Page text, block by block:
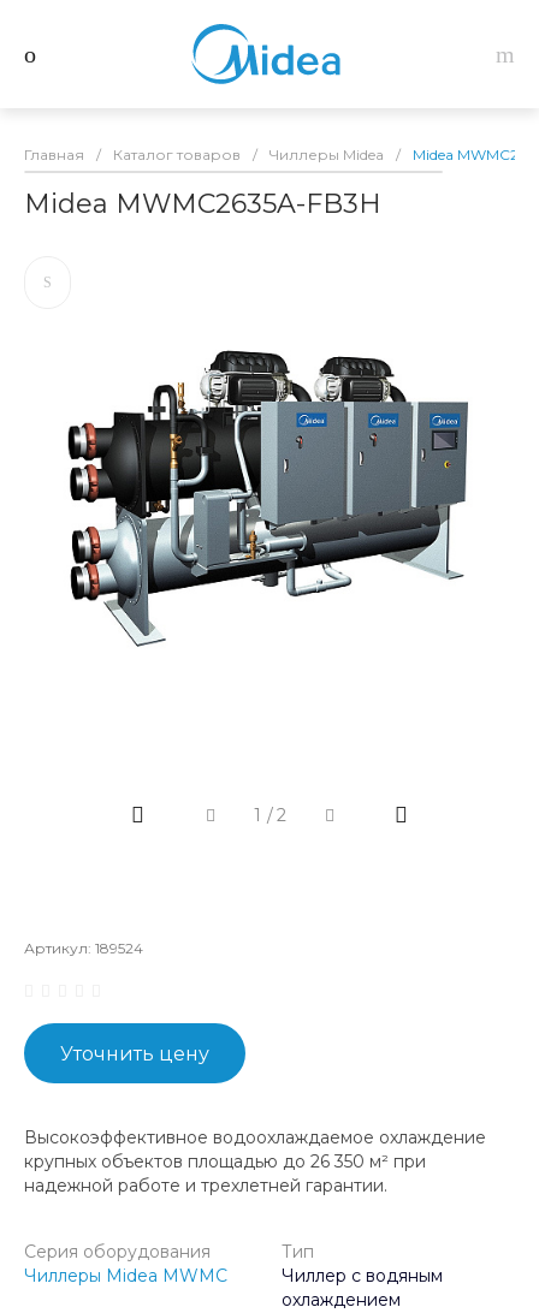
Главная / Каталог товаров / Чиллеры Midea / Midea
Midea MWMC2635A-FB3H
1 /2
Артикул: 189524
Уточнить цену
Высокоэффективное водоохлаждаемое охлаждение
крупных объектов площадью до 26 350 м² при
надежной работе и трехлетней гарантии.
Серия оборудования
Чиллеры Midea MWMC
Тип
Чиллер с водяным
охлаждением